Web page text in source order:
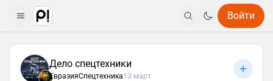
Войти
Дело спецтехники
ЕвразияСпецтехника13 март